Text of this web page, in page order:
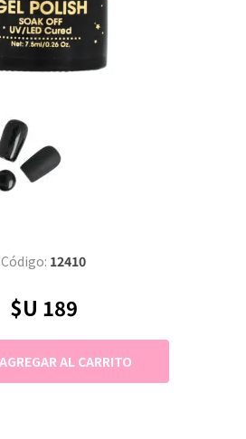
Código: 12410
$U 189